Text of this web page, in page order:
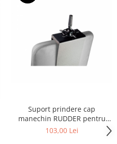
Suport prindere cap
manechin RUDDER pentru
scaun
103,00 Lei